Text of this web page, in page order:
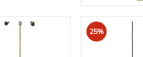
25%